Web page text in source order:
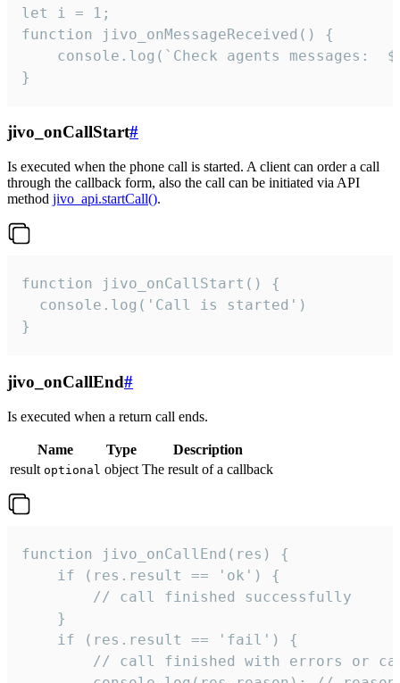
let i = 1;
function jivo_onMessageReceived() {
}
jivo_onCallStart#
Is executed when the phone call is started. A client can order a call
through the callback form, also the call can be initiated via API
method jivo_api.startCall().
function jivo_onCallStart() {
  console.log('Call is started')
}
jivo_onCallEnd#
Is executed when a return call ends.
Name Type
Description
result optional object The result of a callback
function jivo_onCallEnd(res) {
    if (res.result == 'ok') {
        // call finished successfully
    }
    if (res.result == 'fail') {
// call finished with errors or